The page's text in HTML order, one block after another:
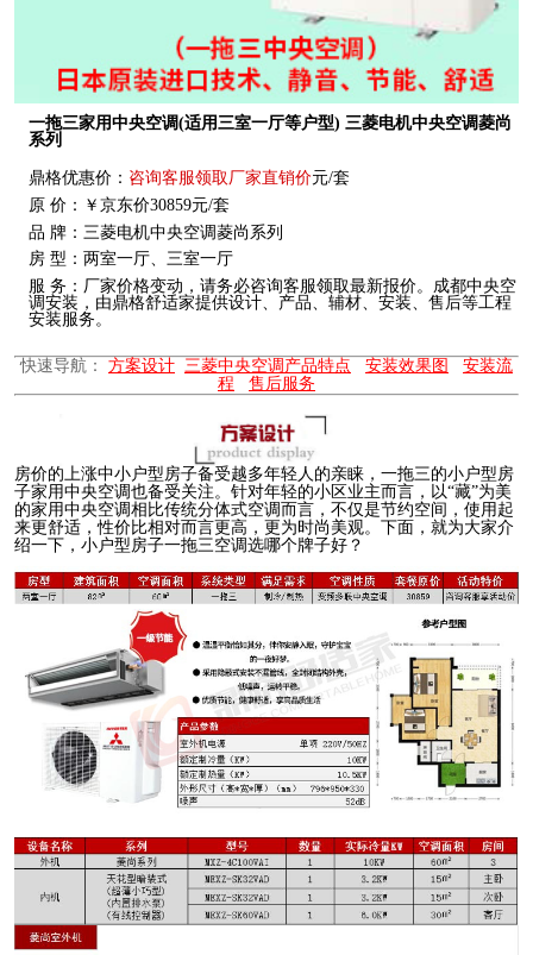
一拖三家用中央空调(适用三室一厅等户型) 三菱电机中央空调菱尚
系列
鼎格优惠价： 咨询客服领取厂家直销价元/套
原 价：￥京东价30859元/套
品 牌：三菱电机中央空调菱尚系列
房 型：两室一厅、三室一厅
服 务：厂家价格变动，请务必咨询客服领取最新报价。成都中央空
调安装，由鼎格舒适家提供设计、产品、辅材、安装、售后等工程
安装服务。
快速导航： 方案设计 三菱中央空调产品特点 安装效果图
安装流
程
售后服务
房价的上涨中小户型房子备受越多年轻人的亲睐，一拖三的小户型房
子家用中央空调也备受关注。针对年轻的小区业主而言，以“藏”为美
的家用中央空调相比传统分体式空调而言，不仅是节约空间，使用起
来更舒适，性价比相对而言更高，更为时尚美观。下面，就为大家介
绍一下，小户型房子一拖三空调选哪个牌子好？